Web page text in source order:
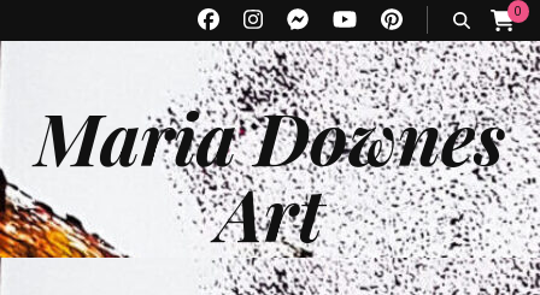
0
Maria Downes
Art